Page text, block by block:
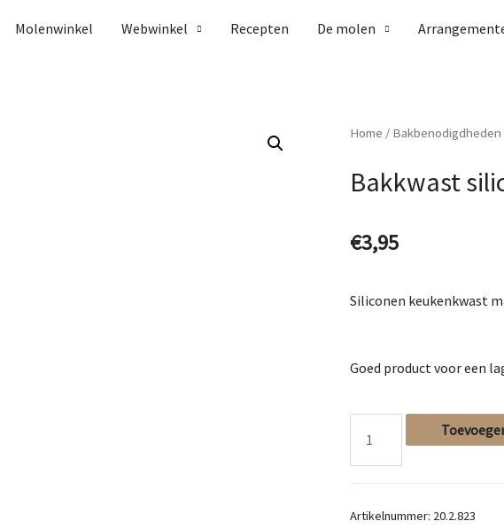
Molenwinkel Webwinkel Recepten De molen
Home / Bakbenodigdheden
Bakkwast
€3,95
Siliconen keukenkwast
Goed product voor een
Bakkwast
M
Artikelnummer: 20.2.823